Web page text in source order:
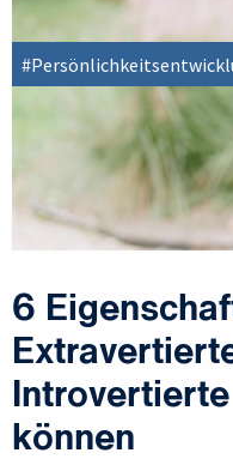
6
können